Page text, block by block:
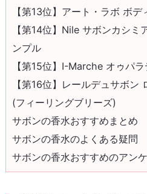
【第13位】アート・ラボ ボ
【第14位】Nile サボンカシミ
ンプル
【第15位】I-Marche オゥパ
【第16位】レールデュサボン
(フィーリングブリーズ)
サボンの香水おすすめまとめ
サボンの香水のよくある疑問
サボンの香水おすすめのアン